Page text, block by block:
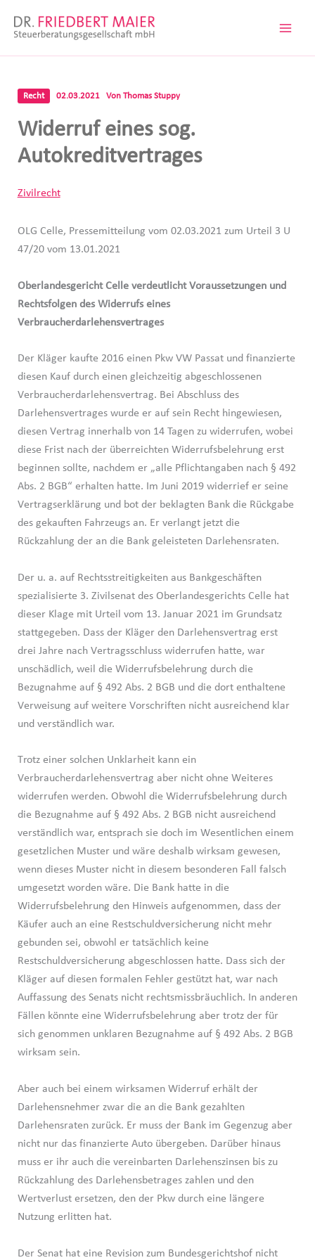
Inhalt
Recht 02.03.2021 Von Thomas Stuppy
Widerruf eines sog.
Autokreditvertrages
Zivilrecht
OLG Celle, Pressemitteilung vom 02.03.2021 zum Urteil 3 U
47/20 vom 13.01.2021
Oberlandesgericht Celle verdeutlicht Voraussetzungen und
Rechtsfolgen des Widerrufs eines
Verbraucherdarlehensvertrages
Der Kläger kaufte 2016 einen Pkw VW Passat und finanzierte
diesen Kauf durch einen gleichzeitig abgeschlossenen
Verbraucherdarlehensvertrag. Bei Abschluss des
Darlehensvertrages wurde er auf sein Recht hingewiesen,
diesen Vertrag innerhalb von 14 Tagen zu widerrufen, wobei
diese Frist nach der überreichten Widerrufsbelehrung erst
beginnen sollte, nachdem er „alle Pflichtangaben nach § 492
Abs. 2 BGB“ erhalten hatte. Im Juni 2019 widerrief er seine
Vertragserklärung und bot der beklagten Bank die Rückgabe
des gekauften Fahrzeugs an. Er verlangt jetzt die
Rückzahlung der an die Bank geleisteten Darlehensraten.
Der u. a. auf Rechtsstreitigkeiten aus Bankgeschäften
spezialisierte 3. Zivilsenat des Oberlandesgerichts Celle hat
dieser Klage mit Urteil vom 13. Januar 2021 im Grundsatz
stattgegeben. Dass der Kläger den Darlehensvertrag erst
drei Jahre nach Vertragsschluss widerrufen hatte, war
unschädlich, weil die Widerrufsbelehrung durch die
Bezugnahme auf § 492 Abs. 2 BGB und die dort enthaltene
Verweisung auf weitere Vorschriften nicht ausreichend klar
und verständlich war.
Trotz einer solchen Unklarheit kann ein
Verbraucherdarlehensvertrag aber nicht ohne Weiteres
widerrufen werden. Obwohl die Widerrufsbelehrung durch
die Bezugnahme auf § 492 Abs. 2 BGB nicht ausreichend
verständlich war, entsprach sie doch im Wesentlichen einem
gesetzlichen Muster und wäre deshalb wirksam gewesen,
wenn dieses Muster nicht in diesem besonderen Fall falsch
umgesetzt worden wäre. Die Bank hatte in die
Widerrufsbelehrung den Hinweis aufgenommen, dass der
Käufer auch an eine Restschuldversicherung nicht mehr
gebunden sei, obwohl er tatsächlich keine
Restschuldversicherung abgeschlossen hatte. Dass sich der
Kläger auf diesen formalen Fehler gestützt hat, war nach
Auffassung des Senats nicht rechtsmissbräuchlich. In anderen
Fällen könnte eine Widerrufsbelehrung aber trotz der für
sich genommen unklaren Bezugnahme auf § 492 Abs. 2 BGB
wirksam sein.
Aber auch bei einem wirksamen Widerruf erhält der
Darlehensnehmer zwar die an die Bank gezahlten
Darlehensraten zurück. Er muss der Bank im Gegenzug aber
nicht nur das finanzierte Auto übergeben. Darüber hinaus
muss er ihr auch die vereinbarten Darlehenszinsen bis zu
Rückzahlung des Darlehensbetrages zahlen und den
Wertverlust ersetzen, den der Pkw durch eine längere
Nutzung erlitten hat.
Der Senat hat eine Revision zum Bundesgerichtshof nicht